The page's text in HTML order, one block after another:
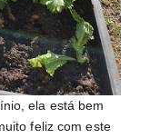
ela está bem
feliz com este